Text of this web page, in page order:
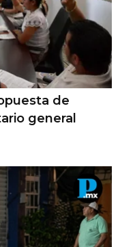
de
general